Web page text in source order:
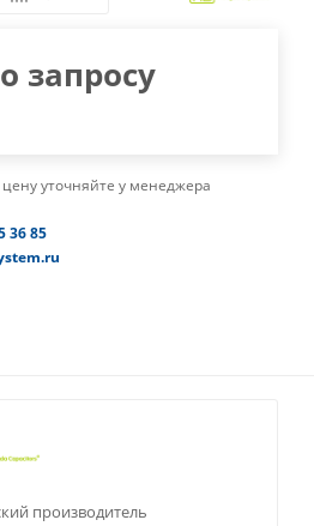
запросу
уточняйте у менеджера
36 85
производитель